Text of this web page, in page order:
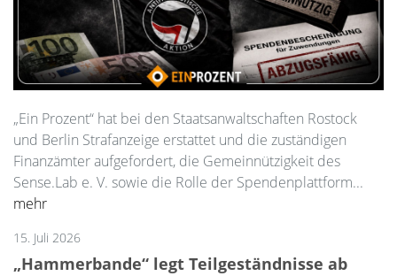
„Ein Prozent“ hat bei den Staatsanwaltschaften Rostock
und Berlin Strafanzeige erstattet und die zuständigen
Finanzämter aufgefordert, die Gemeinnützigkeit des
Sense.Lab e. V. sowie die Rolle der Spendenplattform...
mehr
15. Juli 2026
„Hammerbande“ legt Teilgeständnisse ab